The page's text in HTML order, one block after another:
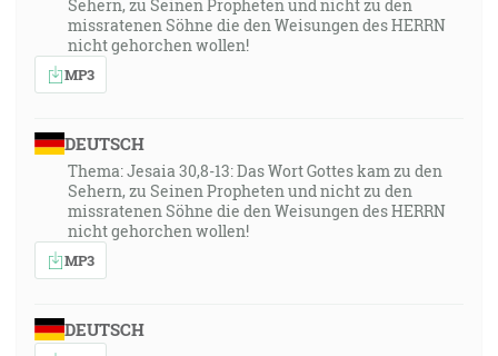
Sehern, zu Seinen Propheten und nicht zu den
missratenen Söhne die den Weisungen des HERRN
nicht gehorchen wollen!
MP3
DEUTSCH
Thema: Jesaia 30,8-13: Das Wort Gottes kam zu den
Sehern, zu Seinen Propheten und nicht zu den
missratenen Söhne die den Weisungen des HERRN
nicht gehorchen wollen!
MP3
DEUTSCH